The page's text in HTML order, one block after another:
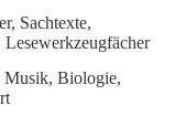
Sachtexte,
Lesewerkzeugfächer
Musik, Biologie,